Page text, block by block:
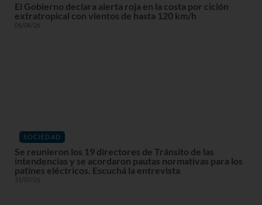
El Gobierno declara alerta roja en la costa por ciclón
extratropical con vientos de hasta 120 km/h
06/08/26
SOCIEDAD
Se reunieron los 19 directores de Tránsito de las
intendencias y se acordaron pautas normativas para los
patines eléctricos. Escuchá la entrevista
31/07/26